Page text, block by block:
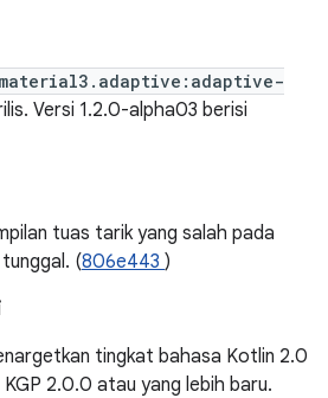
Versi 1.2.0-alpha03 berisi
tuas tarik yang salah pada
(806e443 )
tingkat bahasa Kotlin 2.0
KGP 2.0.0 atau yang lebih baru.